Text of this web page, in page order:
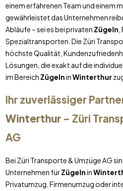
einem erfahrenen Team und einem
gewährleistet das Unternehmen
Abläufe – sei es bei privaten Zügeln
Spezialtransporten. Die Züri
höchste Qualität,
Lösungen, die exakt auf die
im Bereich ZügelninWinterthur
Ihr zuverlässiger
Winterthur– Züri
AG
Bei Züri Transporte & Umzüge AG
Unternehmen fürZügelnin
Privatumzug, Firmenumzug oder